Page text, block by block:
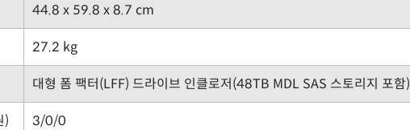
44.8 x 59.8 x 8.7 cm
27.2 kg
대형 폼 팩터(LFF) 드라이브 인클로저(48TB MDL SAS 스토리지 포함)
) 3/0/0